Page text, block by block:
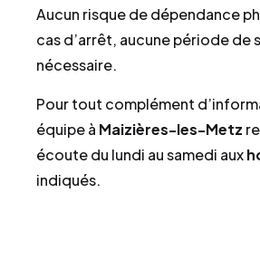
Aucun risque de dépendance
cas d’arrêt, aucune période de
nécessaire.
Pour tout complément
équipe à Maizières-les-Metz
écoute du lundi au samedi aux
indiqués.